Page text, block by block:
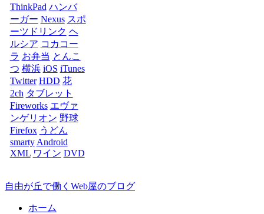
ThinkPad ハンバ
ーガー Nexus スポ
ーツドリンク ヘ
ルシア コカコー
ラ お弁当 とんこ
つ 横浜 iOS iTunes
Twitter HDD 花
2ch タブレット
Fireworks エヴァ
ンゲリオン 野球
Firefox うどん
smarty Android
XML ワイン DVD
自由が丘で働くWeb屋のブログ
ホーム